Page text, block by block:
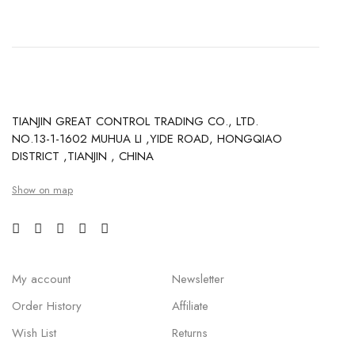
TIANJIN GREAT CONTROL TRADING CO., LTD.
NO.13-1-1602 MUHUA LI ,YIDE ROAD, HONGQIAO
DISTRICT ,TIANJIN , CHINA
Show on map
My account
Order History
Wish List
Newsletter
Affiliate
Returns